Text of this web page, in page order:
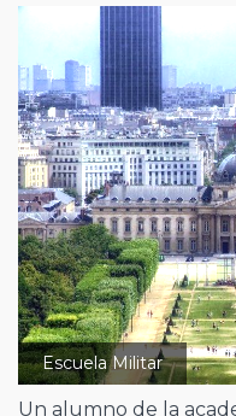
Escuela Militar
Un alumno de la